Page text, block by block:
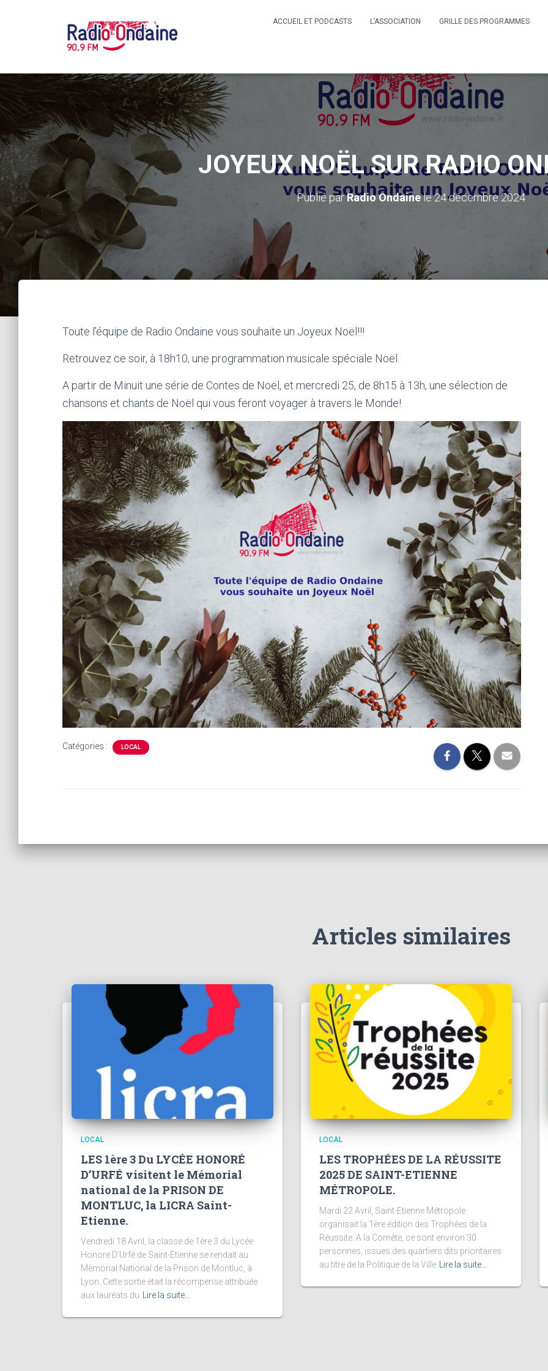
ACCUEIL ET PODCASTS L’ASSOCIATION GRILLE DES PROGRAMMES
JOYEUX NOËL SUR RADIO
Publié parRadio Ondainele24 décembre 2024
Toute l’équipe de Radio Ondaine vous souhaite un Joyeux Noël!!!
Retrouvez ce soir, à 18h10, une programmation musicale spéciale Noël.
A partir de Minuit une série de Contes de Noël, et mercredi 25, de 8h15 à 13h, une sélection de
chansons et chants de Noël qui vous feront voyager à travers le Monde!
Catégories : LOCAL
Articles similaires
LOCAL
LES 1ère 3 Du LYCÉE HONORÉ
D’URFÉ visitent le Mémorial
national de la PRISON DE
MONTLUC, la LICRA Saint-
Etienne.
Vendredi 18 Avril, la classe de 1ère 3 du Lycée
Honoré D’Urfé de Saint-Etienne se rendait au
Mémorial National de la Prison de Montluc, à
Lyon. Cette sortie était la récompense attribuée
aux lauréats du
Lire la suite…
LOCAL
LES TROPHÉES DE LA RÉUSSITE
2025 DE SAINT-ETIENNE
MÉTROPOLE.
Mardi 22 Avril, Saint-Etienne Métropole
organisait la 1ère édition des Trophées de la
Réussite. A la Comète, ce sont environ 30
personnes, issues des quartiers dits prioritaires
au titre de la Politique de la Ville
Lire la suite…